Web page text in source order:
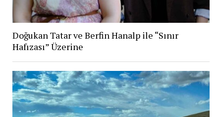
Doğukan Tatar ve Berfin Hanalp ile “Sınır
Hafızası” Üzerine